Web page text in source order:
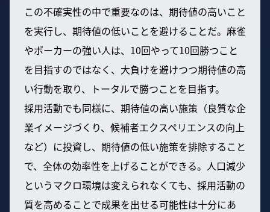
この不確実性の中で重要なのは、期待値の高いこと
を実行し、期待値の低いことを避けることだ。麻雀
やポーカーの強い人は、10回やって10回勝つこと
を目指すのではなく、大負けを避けつつ期待値の高
い行動を取り、トータルで勝つことを目指す。
採用活動でも同様に、期待値の高い施策（良質な企
業イメージづくり、候補者エクスペリエンスの向上
など）に投資し、期待値の低い施策を排除すること
で、全体の効率性を上げることができる。人口減少
というマクロ環境は変えられなくても、採用活動の
質を高めることで成果を出せる可能性は十分にあ